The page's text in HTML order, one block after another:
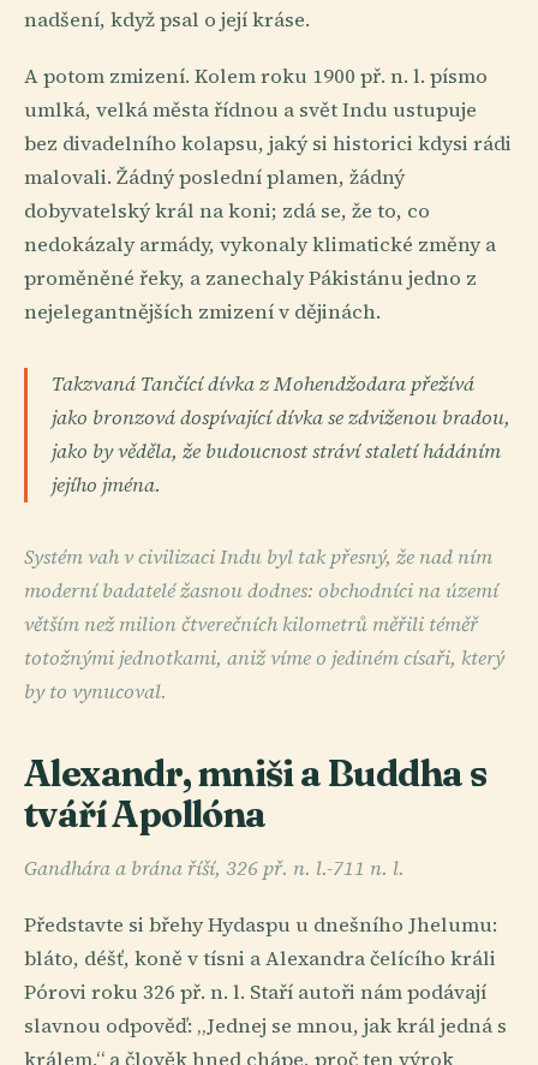
nadšení, když psal o její kráse.
A potom zmizení. Kolem roku 1900 př. n. l. písmo
umlká, velká města řídnou a svět Indu ustupuje
bez divadelního kolapsu, jaký si historici kdysi rádi
malovali. Žádný poslední plamen, žádný
dobyvatelský král na koni; zdá se, že to, co
nedokázaly armády, vykonaly klimatické změny a
proměněné řeky, a zanechaly Pákistánu jedno z
nejelegantnějších zmizení v dějinách.
Takzvaná Tančící dívka z Mohendžodara přežívá
jako bronzová dospívající dívka se zdviženou bradou,
jako by věděla, že budoucnost stráví staletí hádáním
jejího jména.
Systém vah v civilizaci Indu byl tak přesný, že nad ním
moderní badatelé žasnou dodnes: obchodníci na území
větším než milion čtverečních kilometrů měřili téměř
totožnými jednotkami, aniž víme o jediném císaři, který
by to vynucoval.
Alexandr, mniši a Buddha s
tváří Apollóna
Gandhára a brána říší, 326 př. n. l.-711 n. l.
Představte si břehy Hydaspu u dnešního Jhelumu:
bláto, déšť, koně v tísni a Alexandra čelícího králi
Pórovi roku 326 př. n. l. Staří autoři nám podávají
slavnou odpověď: „Jednej se mnou, jak král jedná s
králem,“ a člověk hned chápe, proč ten výrok